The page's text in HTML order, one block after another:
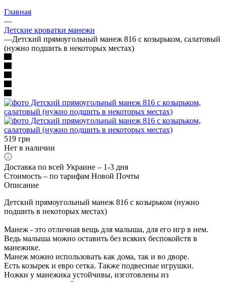
Главная
—
Детские кроватки манежи
—Детский прямоугольный манеж 816 с козырьком, салатовый
(нужно подшить в некоторых местах)
519 грн
Нет в наличии
Доставка по всей Украине – 1-3 дня
Стоимость – по тарифам Новой Почты
Описание
Детский прямоугольный манеж 816 с козырьком (нужно
подшить в некоторых местах)
Манеж - это отличная вещь для малыша, для его игр в нем.
Ведь малыша можно оставить без всяких беспокойств в
манежике.
Манеж можно использовать как дома, так и во дворе.
Есть козырек и евро сетка. Также подвесные игрушки.
Ножки у манежика устойчивы, изготовлены из